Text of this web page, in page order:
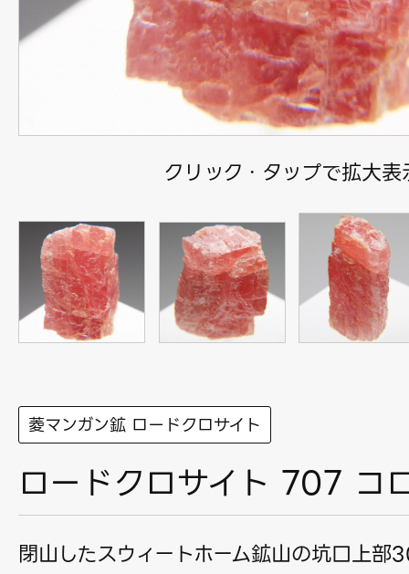
クリック・タップで拡大表
菱マンガン鉱 ロードクロサイト
ロードクロサイト 707 コ
閉山したスウィートホーム鉱山の坑口上